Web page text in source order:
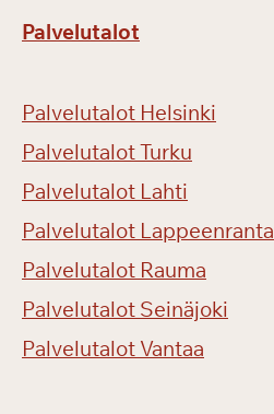
Palvelutalot
Palvelutalot Helsinki
Palvelutalot Turku
Palvelutalot Lahti
Palvelutalot Lappeenranta
Palvelutalot Rauma
Palvelutalot Seinäjoki
Palvelutalot Vantaa